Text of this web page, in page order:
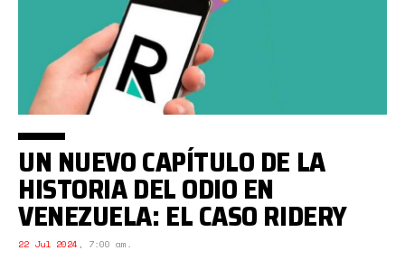
UN NUEVO CAPÍTULO DE LA
HISTORIA DEL ODIO EN
VENEZUELA: EL CASO RIDERY
22 Jul 2024 , 7:00 am.